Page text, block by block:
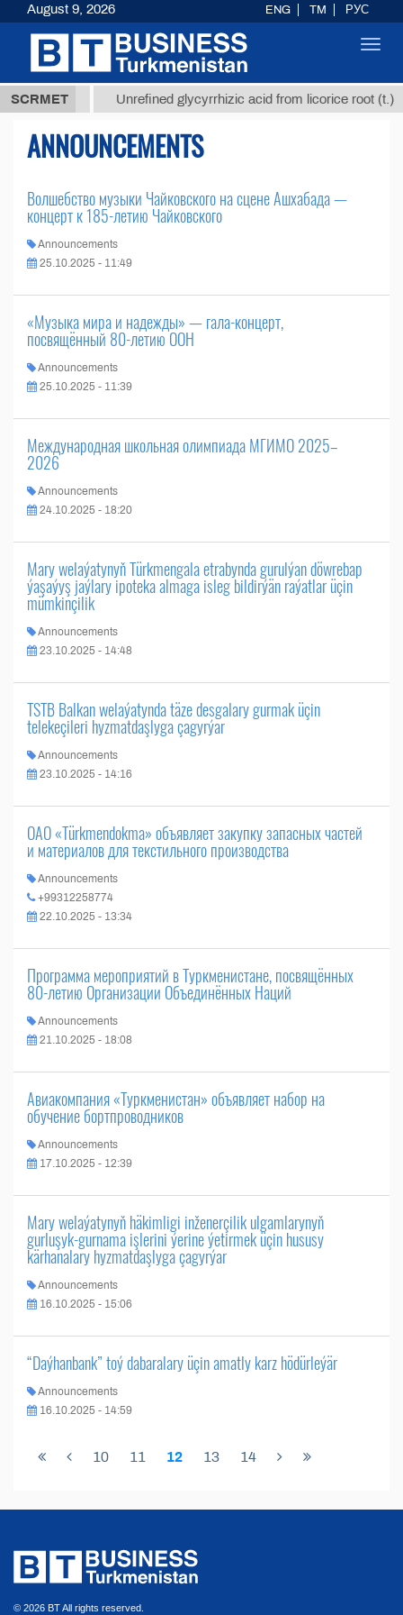
SCRMET
37,8 ТМТ Unrefined glycyrrhizic acid from licorice root (t.)
ANNOUNCEMENTS
Волшебство музыки Чайковского на сцене Ашхабада —
концерт к 185-летию Чайковского
Announcements
25.10.2025 - 11:49
«Музыка мира и надежды» — гала-концерт,
посвящённый 80-летию ООН
Announcements
25.10.2025 - 11:39
Международная школьная олимпиада МГИМО 2025–
2026
Announcements
24.10.2025 - 18:20
Mary welaýatynyň Türkmengala etrabynda gurulýan döwrebap
ýaşaýyş jaýlary ipoteka almaga isleg bildirýän raýatlar üçin
mümkinçilik
Announcements
23.10.2025 - 14:48
TSTB Balkan welaýatynda täze desgalary gurmak üçin
telekeçileri hyzmatdaşlyga çagyrýar
Announcements
23.10.2025 - 14:16
ОАО «Türkmendokma» объявляет закупку запасных частей
и материалов для текстильного производства
Announcements
+99312258774
22.10.2025 - 13:34
Программа мероприятий в Туркменистане, посвящённых
80-летию Организации Объединённых Наций
Announcements
21.10.2025 - 18:08
Авиакомпания «Туркменистан» объявляет набор на
обучение бортпроводников
Announcements
17.10.2025 - 12:39
Mary welaýatynyň häkimligi inženerçilik ulgamlarynyň
gurluşyk-gurnama işlerini ýerine ýetirmek üçin hususy
kärhanalary hyzmatdaşlyga çagyrýar
Announcements
16.10.2025 - 15:06
“Daýhanbank” toý dabaralary üçin amatly karz hödürleýär
Announcements
16.10.2025 - 14:59
10 11 12 13 14
© 2026 BT All rights reserved.
August 9, 2026 ENG TM РУС